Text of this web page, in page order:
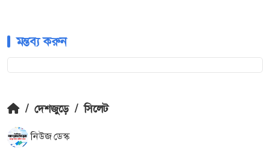
মন্তব্য করুন
/ দেশজুড়ে / সিলেট
নিউজ ডেস্ক